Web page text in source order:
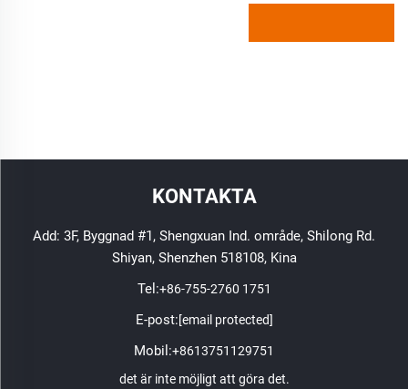
KONTAKTA
Add: 3F, Byggnad #1, Shengxuan Ind. område, Shilong Rd.
Shiyan, Shenzhen 518108, Kina
Tel:+86-755-2760 1751
E-post:[email protected]
Mobil:+8613751129751
det är inte möjligt att göra det.